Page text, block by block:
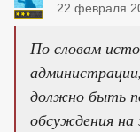
22 февраля
По словам
должно быть
обсуждения